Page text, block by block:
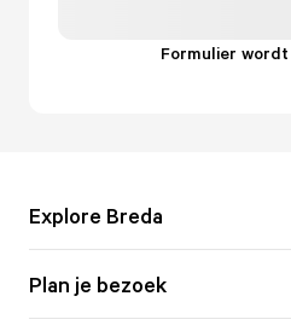
Formulier wordt
Explore Breda
Plan je bezoek